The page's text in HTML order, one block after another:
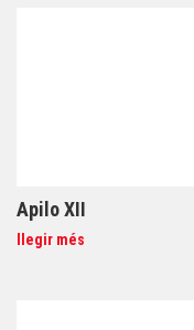
Apilo XII
llegir més